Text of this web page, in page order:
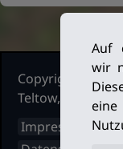
Copyright
Teltow, 2026.
Impressum
Auf
wir